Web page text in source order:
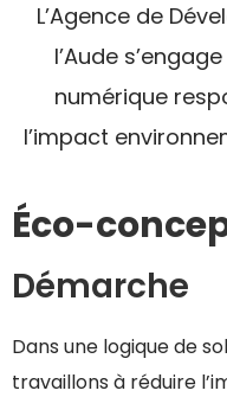
L’Agence de
l’Aude
numérique
l’impact
Éco-
Démarche
Dans une logique de
travaillons à réduire